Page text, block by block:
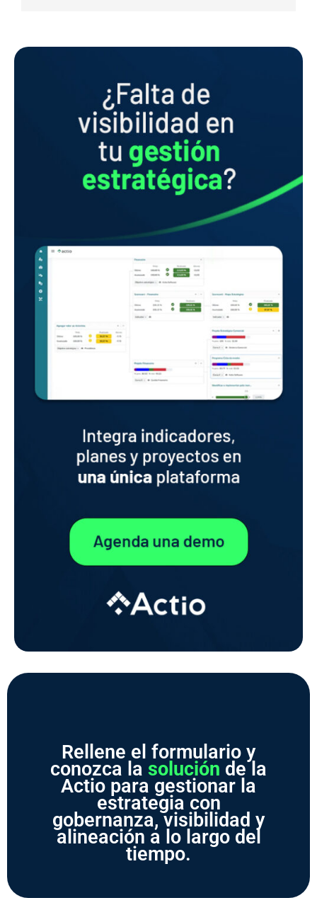
Rellene el formulario y
conozca la solución de la
Actio para gestionar la
estrategia con
gobernanza, visibilidad y
alineación a lo largo del
tiempo.